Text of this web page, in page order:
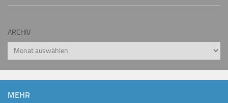
ARCHIV
Archiv
MEHR